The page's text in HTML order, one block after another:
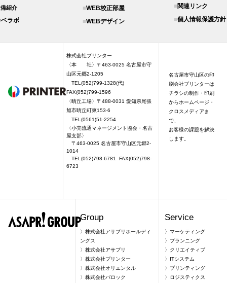
紹介
ベラボ
■WEB校正部屋
■WEBデザイン
■関連リンク
■個人情報保護方針
株式会社プリンター
〈本 社〉〒463-0025 名古屋市守
山区元郷2-1205
TEL(052)799-1328(代)
FAX(052)799-1596
〈晴丘工場〉〒488-0031 愛知県尾張
旭市晴丘町東153-6
TEL(0561)51-2254
〈小売流通マネージメント協会・名古
屋支部〉
〒463-0025 名古屋市守山区元郷2-
1014
TEL(052)798-6781 FAX(052)798-
6723
名古屋市守山区の印
刷会社プリンターは
チラシの制作・印刷
からホームページ・
クロスメディアま
で、
お客様の課題を解決
します。
Service
〉マーケティング
〉 プランニング
〉 クリエイティブ
〉 ITシステム
〉 プリンティング
〉 ロジスティクス
Group
〉 株式会社アサプリホールディ
ングス
〉 株式会社アサプリ
〉 株式会社プリンター
〉 株式会社オリエンタル
〉 株式会社バロック